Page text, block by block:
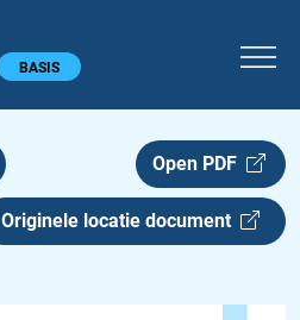
BASIS
Open PDF
Originele locatie document